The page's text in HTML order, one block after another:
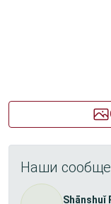
Наши
Shānshuǐ